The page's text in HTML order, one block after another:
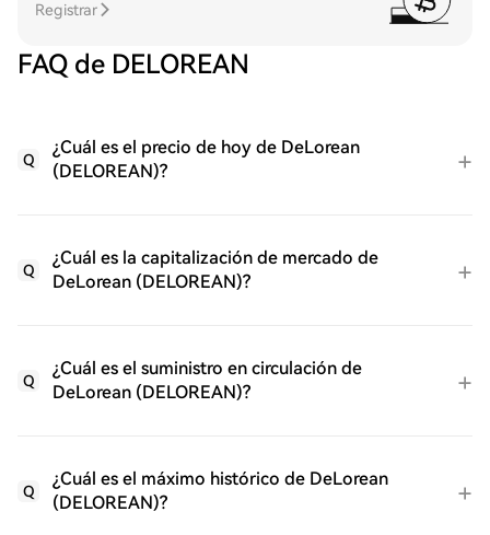
Registrar
FAQ de DELOREAN
Q
¿Cuál es el precio de hoy de DeLorean
(DELOREAN)?
Q
¿Cuál es la capitalización de mercado de
DeLorean (DELOREAN)?
Q
¿Cuál es el suministro en circulación de
DeLorean (DELOREAN)?
Q
¿Cuál es el máximo histórico de DeLorean
(DELOREAN)?